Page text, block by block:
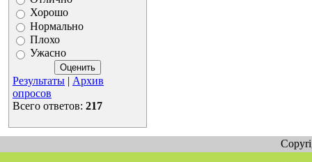
Хорошо
Нормально
Плохо
Ужасно
Результаты | Архив
опросов
Всего ответов: 217